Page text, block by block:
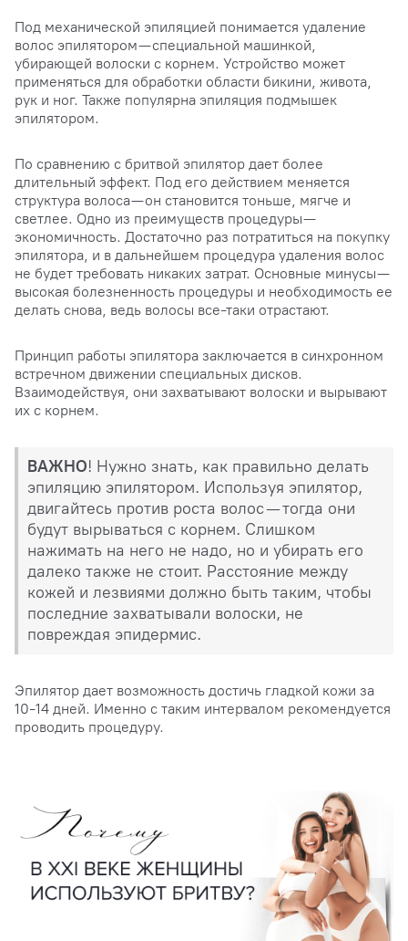
Под механической эпиляцией понимается удаление
волос эпилятором — специальной машинкой,
убирающей волоски с корнем. Устройство может
применяться для обработки области бикини, живота,
рук и ног. Также популярна эпиляция подмышек
эпилятором.
По сравнению с бритвой эпилятор дает более
длительный эффект. Под его действием меняется
структура волоса — он становится тоньше, мягче и
светлее. Одно из преимуществ процедуры —
экономичность. Достаточно раз потратиться на покупку
эпилятора, и в дальнейшем процедура удаления волос
не будет требовать никаких затрат. Основные минусы —
высокая болезненность процедуры и необходимость ее
делать снова, ведь волосы все-таки отрастают.
Принцип работы эпилятора заключается в синхронном
встречном движении специальных дисков.
Взаимодействуя, они захватывают волоски и вырывают
их с корнем.
ВАЖНО! Нужно знать, как правильно делать
эпиляцию эпилятором. Используя эпилятор,
двигайтесь против роста волос — тогда они
будут вырываться с корнем. Слишком
нажимать на него не надо, но и убирать его
далеко также не стоит. Расстояние между
кожей и лезвиями должно быть таким, чтобы
последние захватывали волоски, не
повреждая эпидермис.
Эпилятор дает возможность достичь гладкой кожи за
10-14 дней. Именно с таким интервалом рекомендуется
проводить процедуру.